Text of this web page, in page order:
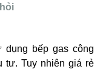
dụng bếp gas công
tư. Tuy nhiên giá rẻ